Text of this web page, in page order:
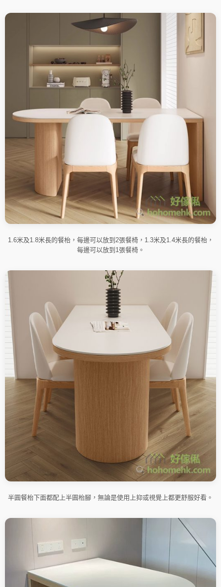
1.6米及1.8米長的餐枱，每邊可以放到2張餐椅，1.3米及1.4米長的餐枱，
每邊可以放到1張餐椅。
半圓餐枱下面都配上半圓枱腳，無論是使用上抑或視覺上都更舒服好看。